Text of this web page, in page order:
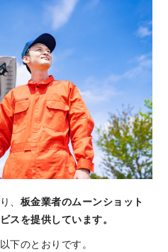
、 板金業者のムーンショット
スを提供しています。
下のとおりです。